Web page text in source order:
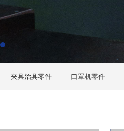
夹具治具零件 口罩机零件